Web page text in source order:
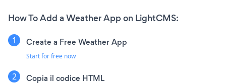
How To Add a Weather App on LightCMS:
Create a Free Weather App
Start for free now
Copia il codice HTML